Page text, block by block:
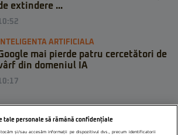
extindere ...
INTELIGENTA ARTIFICIALA
mai pierde patru cercetători de
din domeniul IA
tale personale să rămână confidențiale
și/sau accesăm informații pe dispozitivul dvs., precum identificatorii